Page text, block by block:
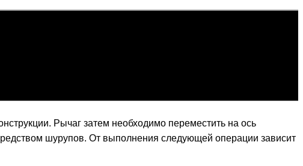
Рычаг затем необходимо переместить на ось
шурупов. От выполнения следующей операции зависит